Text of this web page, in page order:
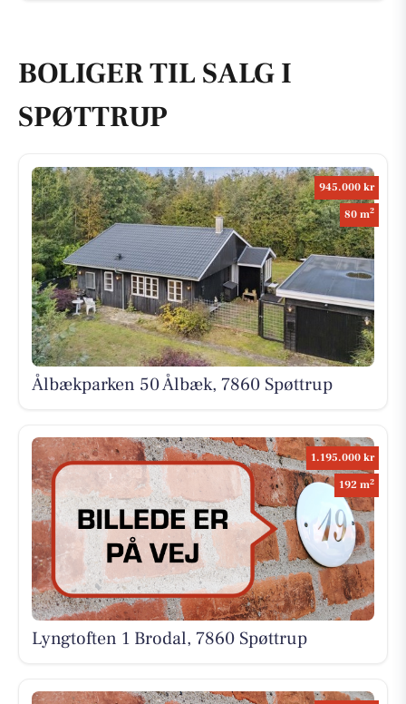
BOLIGER TIL SALG I
SPØTTRUP
945.000 kr
80 m2
Ålbækparken 50 Ålbæk, 7860 Spøttrup
1.195.000 kr
192 m2
Lyngtoften 1 Brodal, 7860 Spøttrup